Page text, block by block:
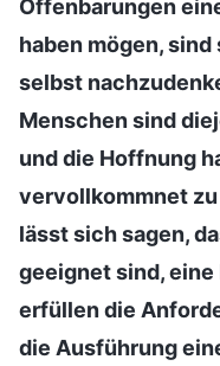
Offenbarungen
haben mögen,
selbst
Menschen sind
und die Hoffnung
vervollkommnet
lässt sich sagen,
geeignet sind,
erfüllen die
die Ausführung